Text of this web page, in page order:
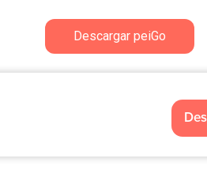
Descargar peiGo